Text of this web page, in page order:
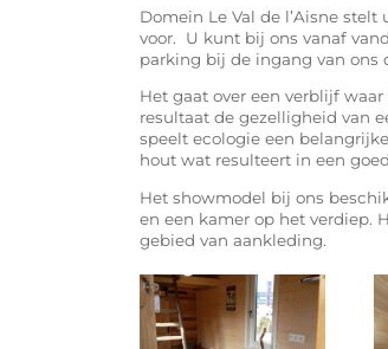
Domein Le Val de l’Aisne
voor. U kunt bij ons vanaf
parking bij de ingang van ons
Het gaat over een verblijf
resultaat de gezelligheid van
speelt ecologie een
hout wat resulteert in een
Het showmodel bij ons
en een kamer op het verdiep.
gebied van aankleding.